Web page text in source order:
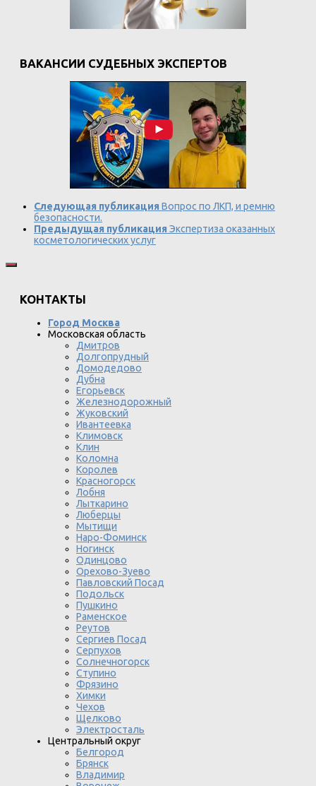
ВАКАНСИИ СУДЕБНЫХ ЭКСПЕРТОВ
Следующая публикация Вопрос по ЛКП, и ремню
безопасности.
Предыдущая публикация Экспертиза оказанных
косметологических услуг
КОНТАКТЫ
Город Москва
Московская область
Дмитров
Долгопрудный
Домодедово
Дубна
Егорьевск
Железнодорожный
Жуковский
Ивантеевка
Климовск
Клин
Коломна
Королев
Красногорск
Лобня
Лыткарино
Люберцы
Мытищи
Наро-Фоминск
Ногинск
Одинцово
Орехово-Зуево
Павловский Посад
Подольск
Пушкино
Раменское
Реутов
Сергиев Посад
Серпухов
Солнечногорск
Ступино
Фрязино
Химки
Чехов
Щелково
Электросталь
Центральный округ
Белгород
Брянск
Владимир